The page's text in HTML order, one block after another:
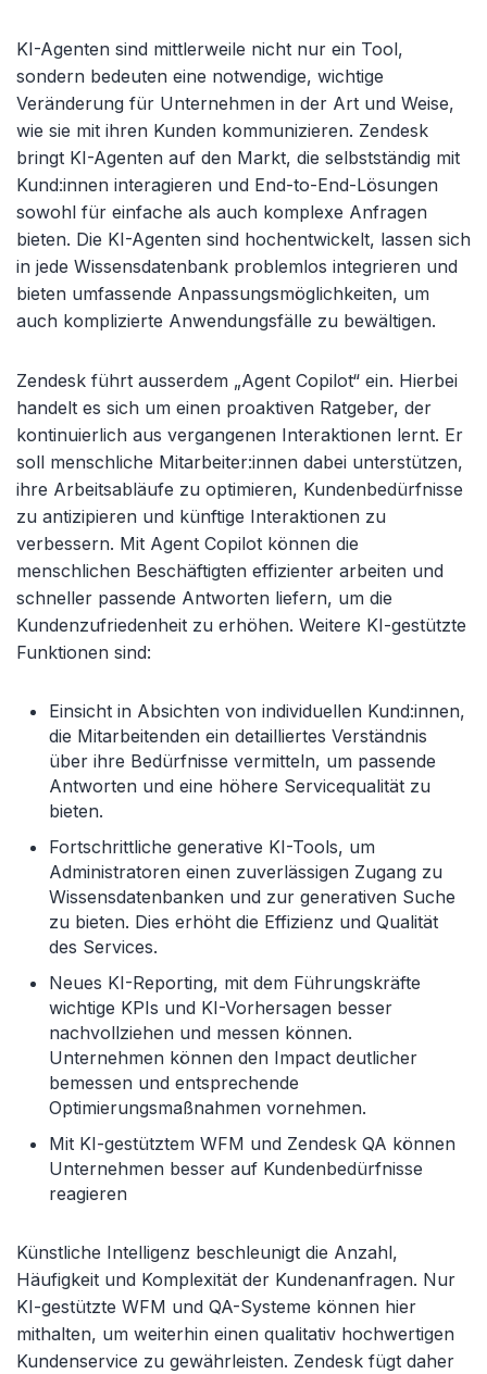
KI-Agenten sind mittlerweile nicht nur ein Tool,
sondern bedeuten eine notwendige, wichtige
Veränderung für Unternehmen in der Art und Weise,
wie sie mit ihren Kunden kommunizieren. Zendesk
bringt KI-Agenten auf den Markt, die selbstständig mit
Kund:innen interagieren und End-to-End-Lösungen
sowohl für einfache als auch komplexe Anfragen
bieten. Die KI-Agenten sind hochentwickelt, lassen sich
in jede Wissensdatenbank problemlos integrieren und
bieten umfassende Anpassungsmöglichkeiten, um
auch komplizierte Anwendungsfälle zu bewältigen.
Zendesk führt ausserdem „Agent Copilot“ ein. Hierbei
handelt es sich um einen proaktiven Ratgeber, der
kontinuierlich aus vergangenen Interaktionen lernt. Er
soll menschliche Mitarbeiter:innen dabei unterstützen,
ihre Arbeitsabläufe zu optimieren, Kundenbedürfnisse
zu antizipieren und künftige Interaktionen zu
verbessern. Mit Agent Copilot können die
menschlichen Beschäftigten effizienter arbeiten und
schneller passende Antworten liefern, um die
Kundenzufriedenheit zu erhöhen. Weitere KI-gestützte
Funktionen sind:
Einsicht in Absichten von individuellen Kund:innen,
die Mitarbeitenden ein detailliertes Verständnis
über ihre Bedürfnisse vermitteln, um passende
Antworten und eine höhere Servicequalität zu
bieten.
Fortschrittliche generative KI-Tools, um
Administratoren einen zuverlässigen Zugang zu
Wissensdatenbanken und zur generativen Suche
zu bieten. Dies erhöht die Effizienz und Qualität
des Services.
Neues KI-Reporting, mit dem Führungskräfte
wichtige KPIs und KI-Vorhersagen besser
nachvollziehen und messen können.
Unternehmen können den Impact deutlicher
bemessen und entsprechende
Optimierungsmaßnahmen vornehmen.
Mit KI-gestütztem WFM und Zendesk QA können
Unternehmen besser auf Kundenbedürfnisse
reagieren
Künstliche Intelligenz beschleunigt die Anzahl,
Häufigkeit und Komplexität der Kundenanfragen. Nur
KI-gestützte WFM und QA-Systeme können hier
mithalten, um weiterhin einen qualitativ hochwertigen
Kundenservice zu gewährleisten. Zendesk fügt daher